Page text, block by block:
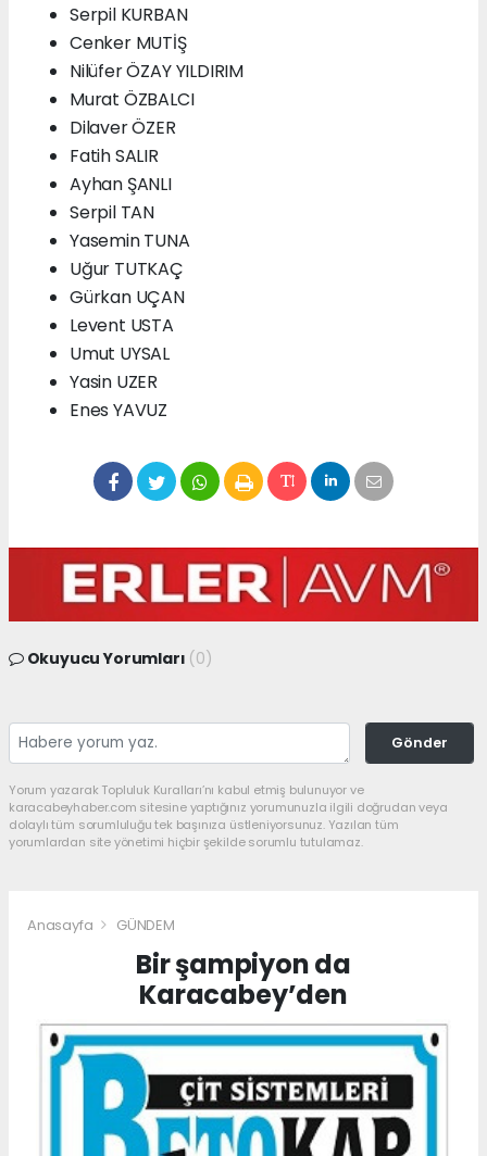
Serpil KURBAN
Cenker MUTİŞ
Nilüfer ÖZAY YILDIRIM
Murat ÖZBALCI
Dilaver ÖZER
Fatih SALIR
Ayhan ŞANLI
Serpil TAN
Yasemin TUNA
Uğur TUTKAÇ
Gürkan UÇAN
Levent USTA
Umut UYSAL
Yasin UZER
Enes YAVUZ
Okuyucu Yorumları (0)
Gönder
Yorum yazarak Topluluk Kuralları’nı kabul etmiş bulunuyor ve
karacabeyhaber.com sitesine yaptığınız yorumunuzla ilgili doğrudan veya
dolaylı tüm sorumluluğu tek başınıza üstleniyorsunuz. Yazılan tüm
yorumlardan site yönetimi hiçbir şekilde sorumlu tutulamaz.
Anasayfa GÜNDEM
Bir şampiyon da
Karacabey’den